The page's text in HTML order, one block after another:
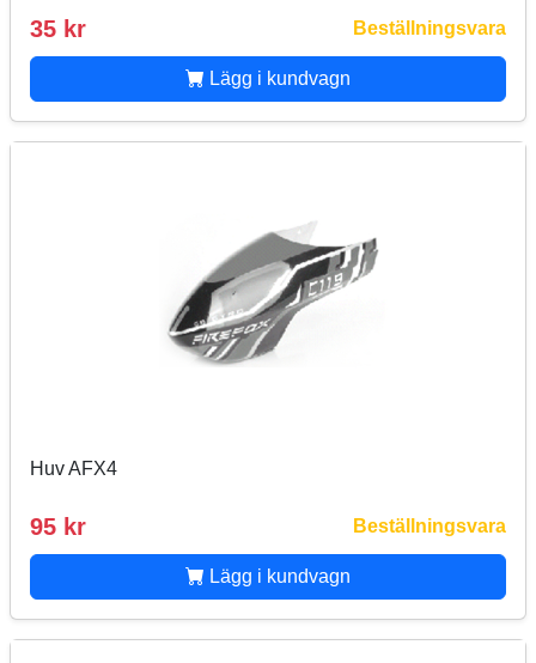
35 kr Beställningsvara
Lägg i kundvagn
Huv AFX4
95 kr Beställningsvara
Lägg i kundvagn